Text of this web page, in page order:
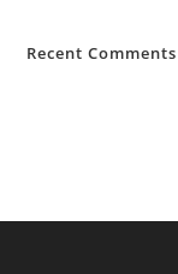
Recent Comments